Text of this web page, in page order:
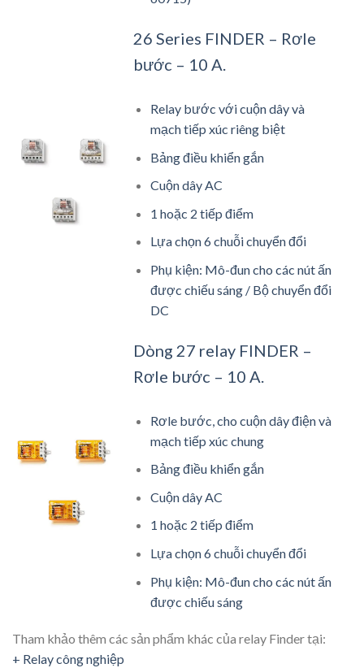
26 Series FINDER – Rơle
bước – 10 A.
Relay bước với cuộn dây và
mạch tiếp xúc riêng biệt
Bảng điều khiển gắn
Cuộn dây AC
1 hoặc 2 tiếp điểm
Lựa chọn 6 chuỗi chuyển đổi
Phụ kiện: Mô-đun cho các nút ấn
được chiếu sáng / Bộ chuyển đổi
DC
Dòng 27 relay FINDER –
Rơle bước – 10 A.
Rơle bước, cho cuộn dây điện và
mạch tiếp xúc chung
Bảng điều khiển gắn
Cuộn dây AC
1 hoặc 2 tiếp điểm
Lựa chọn 6 chuỗi chuyển đổi
Phụ kiện: Mô-đun cho các nút ấn
được chiếu sáng
Tham khảo thêm các sản phẩm khác của relay Finder tại:
+ Relay công nghiệp